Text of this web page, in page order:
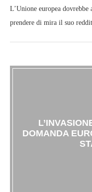
L’Unione europea dovrebbe
prendere di mira il suo
DOMANDA